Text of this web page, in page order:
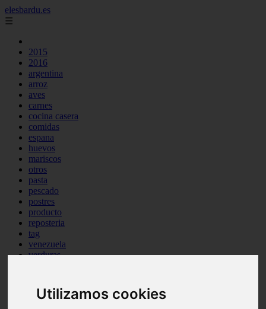
Utilizamos cookies
elesbardu.es
☰
2015
2016
argentina
arroz
aves
carnes
cocina casera
comidas
espana
huevos
mariscos
otros
pasta
pescado
postres
producto
reposteria
tag
venezuela
verduras
Teruel - sarrión
Cádiz - algodonales